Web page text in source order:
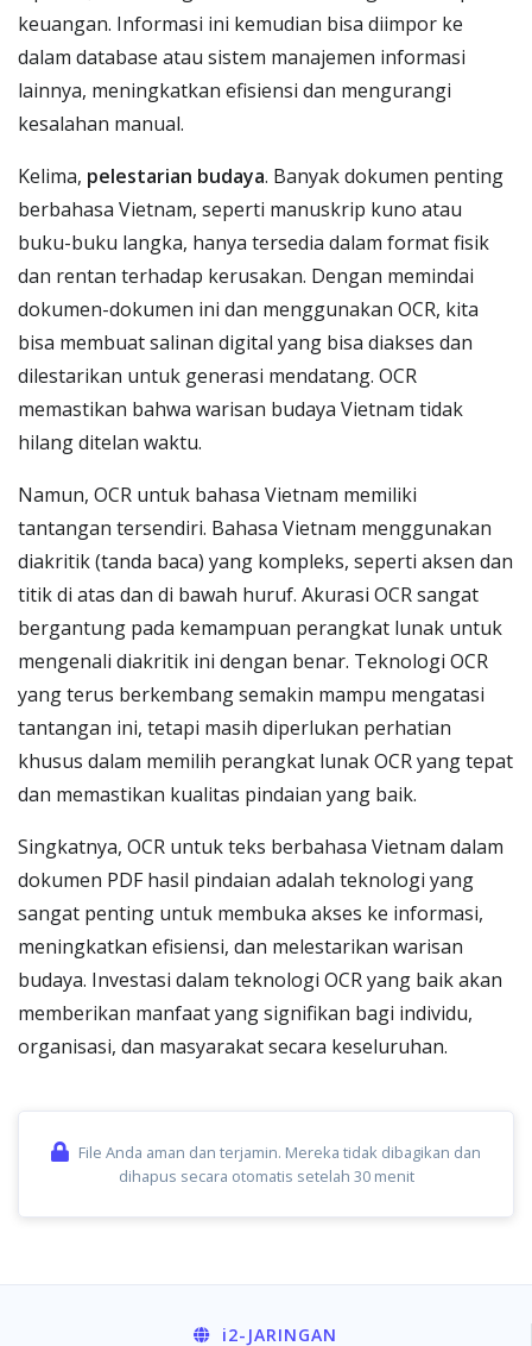
keuangan. Informasi ini kemudian bisa diimpor ke
dalam database atau sistem manajemen informasi
lainnya, meningkatkan efisiensi dan mengurangi
kesalahan manual.
Kelima, pelestarian budaya. Banyak dokumen penting
berbahasa Vietnam, seperti manuskrip kuno atau
buku-buku langka, hanya tersedia dalam format fisik
dan rentan terhadap kerusakan. Dengan memindai
dokumen-dokumen ini dan menggunakan OCR, kita
bisa membuat salinan digital yang bisa diakses dan
dilestarikan untuk generasi mendatang. OCR
memastikan bahwa warisan budaya Vietnam tidak
hilang ditelan waktu.
Namun, OCR untuk bahasa Vietnam memiliki
tantangan tersendiri. Bahasa Vietnam menggunakan
diakritik (tanda baca) yang kompleks, seperti aksen dan
titik di atas dan di bawah huruf. Akurasi OCR sangat
bergantung pada kemampuan perangkat lunak untuk
mengenali diakritik ini dengan benar. Teknologi OCR
yang terus berkembang semakin mampu mengatasi
tantangan ini, tetapi masih diperlukan perhatian
khusus dalam memilih perangkat lunak OCR yang tepat
dan memastikan kualitas pindaian yang baik.
Singkatnya, OCR untuk teks berbahasa Vietnam dalam
dokumen PDF hasil pindaian adalah teknologi yang
sangat penting untuk membuka akses ke informasi,
meningkatkan efisiensi, dan melestarikan warisan
budaya. Investasi dalam teknologi OCR yang baik akan
memberikan manfaat yang signifikan bagi individu,
organisasi, dan masyarakat secara keseluruhan.
File Anda aman dan terjamin. Mereka tidak dibagikan dan
dihapus secara otomatis setelah 30 menit
i2-JARINGAN